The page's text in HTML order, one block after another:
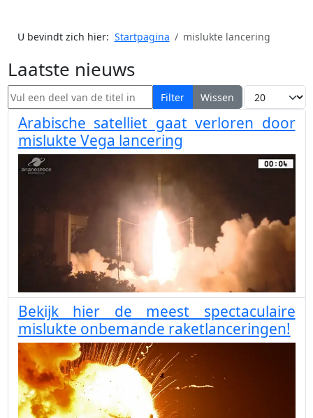
U bevindt zich hier: Startpagina mislukte lancering
Laatste nieuws
Vul een deel van de titel in Filter Wissen Toon #
Arabische satelliet gaat verloren door
mislukte Vega lancering
Bekijk hier de meest spectaculaire
mislukte onbemande raketlanceringen!